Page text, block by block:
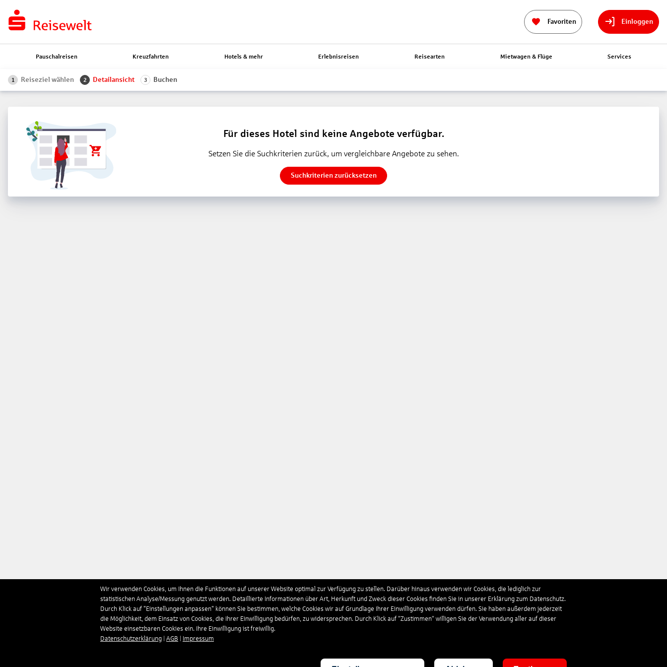
Favoriten Einloggen
Pauschalreisen Kreuzfahrten Hotels & mehr Erlebnisreisen Reisearten Mietwagen & Flüge Services
1 Reiseziel wählen 2 Detailansicht 3 Buchen
Für dieses Hotel sind keine Angebote verfügbar.
Setzen Sie die Suchkriterien zurück, um vergleichbare Angebote zu sehen.
Suchkriterien zurücksetzen
Wir verwenden Cookies, um Ihnen die Funktionen auf unserer Website optimal zur Verfügung zu stellen. Darüber hinaus verwenden wir Cookies, die lediglich zur
statistischen Analyse/Messung genutzt werden. Detaillierte Informationen über Art, Herkunft und Zweck dieser Cookies finden Sie in unserer Erklärung zum Datenschutz.
Durch Klick auf "Einstellungen anpassen" können Sie bestimmen, welche Cookies wir auf Grundlage Ihrer Einwilligung verwenden dürfen. Sie haben außerdem jederzeit
die Möglichkeit, dem Einsatz von Cookies, die Ihrer Einwilligung bedürfen, zu widersprechen. Durch Klick auf “Zustimmen“ willigen Sie der Verwendung aller auf dieser
Website einsetzbaren Cookies ein. Ihre Einwilligung ist freiwillig.
Datenschutzerklärung
AGB Impressum